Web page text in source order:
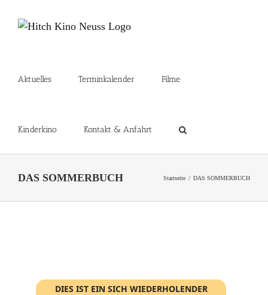
Inhalt
Aktuelles Terminkalender Filme
Kinderkino Kontakt & Anfahrt
DAS SOMMERBUCH Startseite DAS SOMMERBUCH
DIES IST EIN SICH WIEDERHOLENDER